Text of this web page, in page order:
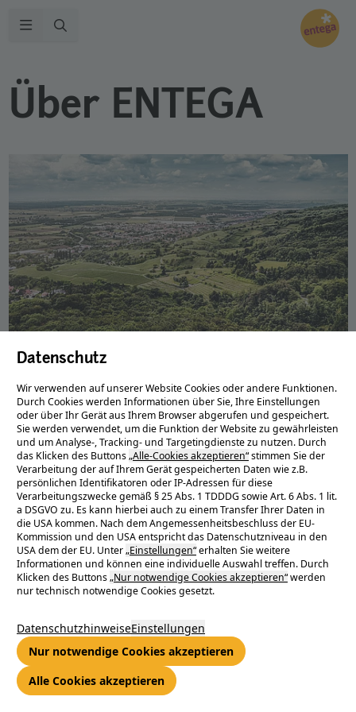
Datenschutz
Wir verwenden auf unserer Website Cookies oder andere Funktionen.
Durch Cookies werden Informationen über Sie, Ihre Einstellungen
oder über Ihr Gerät aus Ihrem Browser abgerufen und gespeichert.
Sie werden verwendet, um die Funktion der Website zu gewährleisten
und um Analyse-, Tracking- und Targetingdienste zu nutzen. Durch
das Klicken des Buttons„Alle-Cookies akzeptieren“stimmen Sie der
Verarbeitung der auf Ihrem Gerät gespeicherten Daten wie z.B.
persönlichen Identifikatoren oder IP-Adressen für diese
Verarbeitungszwecke gemäß § 25 Abs. 1 TDDDG sowie Art. 6 Abs. 1 lit.
a DSGVO zu. Es kann hierbei auch zu einem Transfer Ihrer Daten in
die USA kommen. Nach dem Angemessenheitsbeschluss der EU-
Kommission und den USA entspricht das Datenschutzniveau in den
USA dem der EU. Unter„Einstellungen“erhalten Sie weitere
Informationen und können eine individuelle Auswahl treffen. Durch
Klicken des Buttons„Nur notwendige Cookies akzeptieren“werden
nur technisch notwendige Cookies gesetzt.
DatenschutzhinweiseEinstellungen
Nur notwendige Cookies akzeptieren
Alle Cookies akzeptieren
Über ENTEGA
2.300 Experten, 9
Geschäftsfelder, 1 Konzern
Der ENTEGA-Konzern ist einer der führenden Energie- und
Infrastrukturdienstleister Deutschlands und einer der größten
Anbieter von Ökostrom und klimafreundlichem* Erdgas. Die
ENTEGA AG und ihre Tochterunternehmen ermöglichen eine
moderne Daseinsvorsorge und leisten einen dauerhaften
gehören die regenerative Energieerzeugung, die klassische
Versorgung mit Energie und Wasser, genau so wie der Betrieb
und Bau von Telekommunikations- und Energienetzen und
energieeffizienten Großanlagen.
Alle Unternehmen des ENTEGA-Konzerns haben ein